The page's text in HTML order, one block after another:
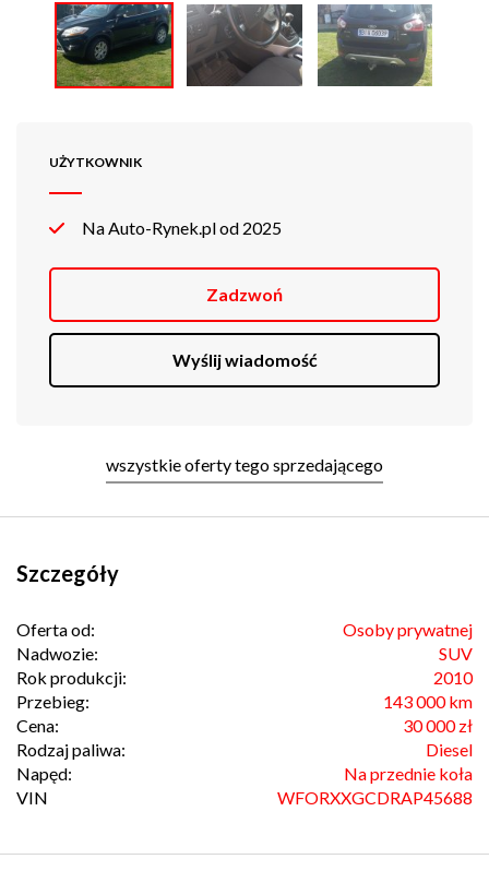
UŻYTKOWNIK
Na Auto-Rynek.pl od 2025
Zadzwoń
Wyślij wiadomość
wszystkie oferty tego sprzedającego
Szczegóły
Oferta od:
Osoby prywatnej
Nadwozie:
SUV
Rok produkcji:
2010
Przebieg:
143 000 km
Cena:
30 000 zł
Rodzaj paliwa:
Diesel
Napęd:
Na przednie koła
VIN
WFORXXGCDRAP45688